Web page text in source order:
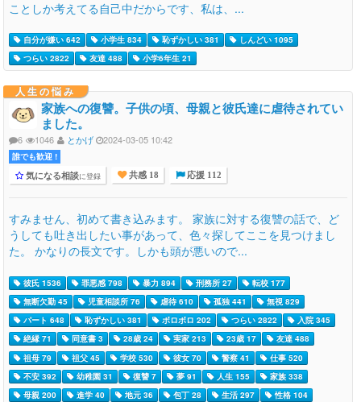
ことしか考えてる自己中だからです、私は、...
自分が嫌い 642 小学生 834 恥ずかしい 381
しんどい 1095
つらい 2822
友達 488 小学6年生 21
人生の悩み
家族への復讐。子供の頃、母親と彼氏達に虐待されてい
ました。
6 1046 とかげ 2024-03-05 10:42
誰でも歓迎 !
気になる相談に登録 共感 18 応援 112
すみません、初めて書き込みます。 家族に対する復讐の話で、ど
うしても吐き出したい事があって、色々探してここを見つけまし
た。 かなりの長文です。しかも頭が悪いので...
彼氏 1536 罪悪感 798 暴力 894 刑務所 27
転校 177
無断欠勤 45
児童相談所 76 虐待 610 孤独 441
無視 829
パート 648
恥ずかしい 381 ボロボロ 202 つらい 2822
入院 345
絶縁 71
同意書 3 28歳 24 実家 213 23歳 17
友達 488
祖母 79
祖父 45 学校 530 彼女 70 警察 41
仕事 520
不安 392
幼稚園 31 復讐 7 夢 91 人生 155
家族 338
母親 200
進学 40 地元 36 包丁 28 生活 297
性格 104